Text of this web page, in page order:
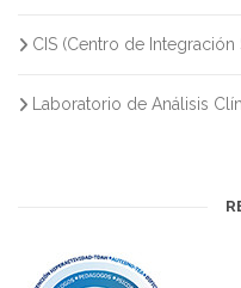
CIS (Centro de Integración
Laboratorio de Análisis